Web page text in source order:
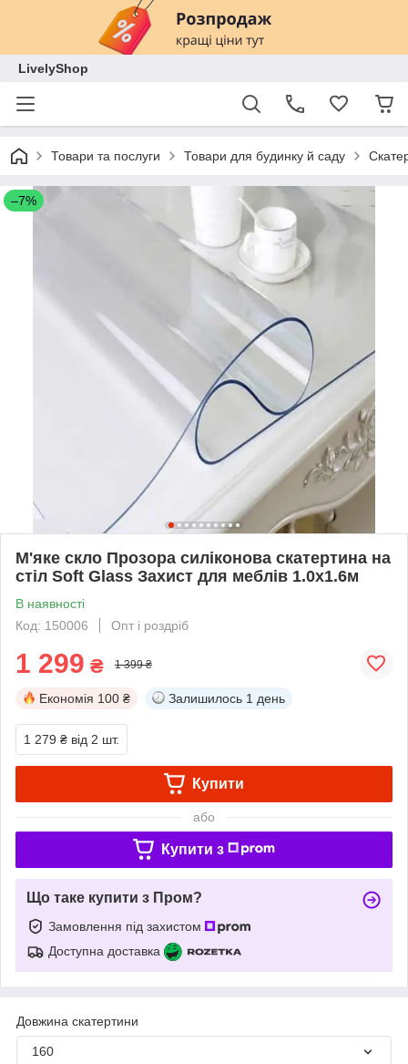
LivelyShop
Товари та послуги Товари для будинку й саду
–7%
М'яке скло Прозора силіконова скатертина на
стіл Soft Glass Захист для меблів 1.0х1.6м
В наявності
Код: 150006
Опт і роздріб
1 299 ₴ 1 399 ₴
Економія 100 ₴ Залишилось 1 день
1 279 ₴ від 2 шт.
Купити
або
Купити з
Що таке купити з Пром?
Замовлення під захистом
Доступна доставка
Довжина скатертини
160